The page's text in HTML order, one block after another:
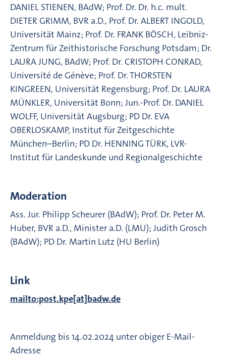
DANIEL STIENEN, BAdW; Prof. Dr. Dr. h.c. mult.
DIETER GRIMM, BVR a.D., Prof. Dr. ALBERT INGOLD,
Universität Mainz; Prof. Dr. FRANK BÖSCH, Leibniz-
Zentrum für Zeithistorische Forschung Potsdam; Dr.
LAURA JUNG, BAdW; Prof. Dr. CRISTOPH CONRAD,
Université de Génève; Prof. Dr. THORSTEN
KINGREEN, Universität Regensburg; Prof. Dr. LAURA
MÜNKLER, Universität Bonn; Jun.-Prof. Dr. DANIEL
WOLFF, Universität Augsburg; PD Dr. EVA
OBERLOSKAMP, Institut für Zeitgeschichte
München–Berlin; PD Dr. HENNING TÜRK, LVR-
Institut für Landeskunde und Regionalgeschichte
Moderation
Ass. Jur. Philipp Scheurer (BAdW); Prof. Dr. Peter M.
Huber, BVR a.D., Minister a.D. (LMU); Judith Grosch
(BAdW); PD Dr. Martin Lutz (HU Berlin)
Link
mailto:post.kpe[at]badw.de
Anmeldung bis 14.02.2024 unter obiger E-Mail-
Adresse